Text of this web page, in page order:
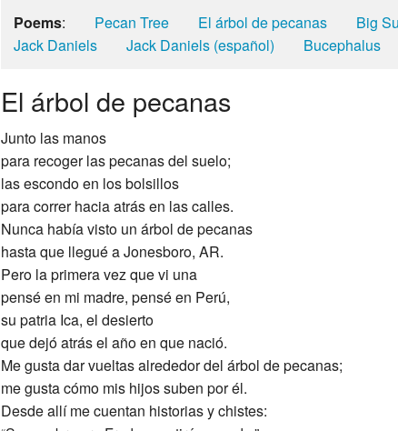
Poems: Pecan Tree El árbol de pecanas Big
Jack Daniels
Jack Daniels (español) Bucephalus
El árbol de pecanas
Junto las manos
para recoger las pecanas del suelo;
las escondo en los bolsillos
para correr hacia atrás en las calles.
Nunca había visto un árbol de pecanas
hasta que llegué a Jonesboro, AR.
Pero la primera vez que vi una
pensé en mi madre, pensé en Perú,
su patria Ica, el desierto
que dejó atrás el año en que nació.
Me gusta dar vueltas alrededor del árbol de pecanas;
me gusta cómo mis hijos suben por él.
Desde allí me cuentan historias y chistes: